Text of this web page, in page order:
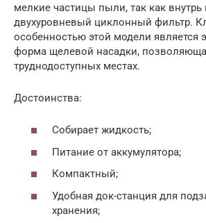
мелкие частицы пыли, так как внутрь
двухуровневый циклонный фильтр.
особенностью этой модели является
форма щелевой насадки,
труднодоступных местах.
Достоинства:
Собирает жидкость;
Питание от аккумулятора;
Компактный;
Удобная док-станция для
хранения;